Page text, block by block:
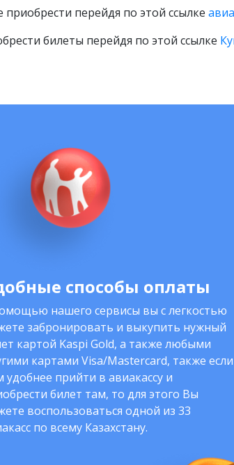
перейдя по этой ссылке
билеты перейдя по этой ссылке
способы оплаты
нашего сервисы вы с легкостью
забронировать и выкупить нужный
картой Kaspi Gold, а также любыми
картами Visa/Mastercard, также если
удобнее прийти в авиакассу и
билет там, то для этого Вы
воспользоваться одной из 33
по всему Казахстану.